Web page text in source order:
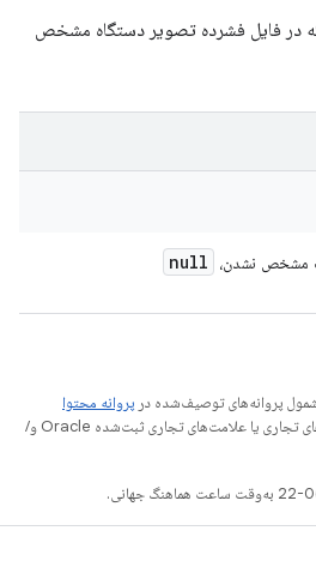
که در فایل فشرده تصویر دستگاه مشخص
مشخص نشدن، null
پروانه‌های توصیف‌شده در پروانه محتوا
هستند. جاوا و OpenJDK علامت‌های تجاری یا علامت‌های تجاری ثبت‌شده Oracle و/